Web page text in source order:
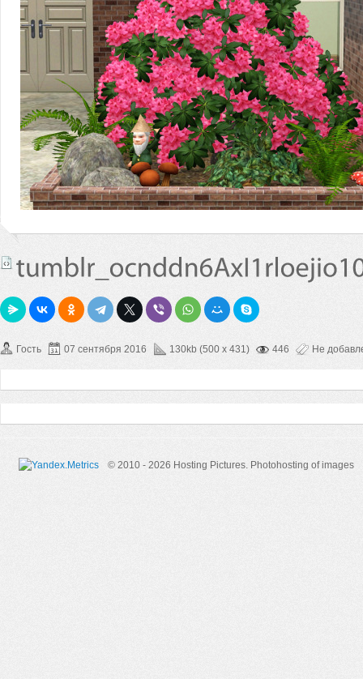
Гость 07 сентября 2016 130kb (500 x 431) 446 Не
© 2010 - 2026 Hosting Pictures. Photohosting of images